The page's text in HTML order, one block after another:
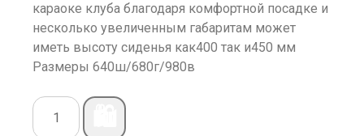
караоке клуба благодаря комфортной посадке и
несколько увеличенным габаритам может
иметь высоту сиденья как400 так и450 мм
Размеры 640ш/680г/980в